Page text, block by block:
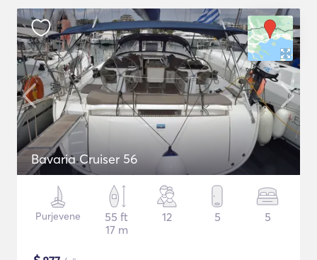
Bavaria Cruiser 56
Purjevene
55 ft
17 m
12 5 5